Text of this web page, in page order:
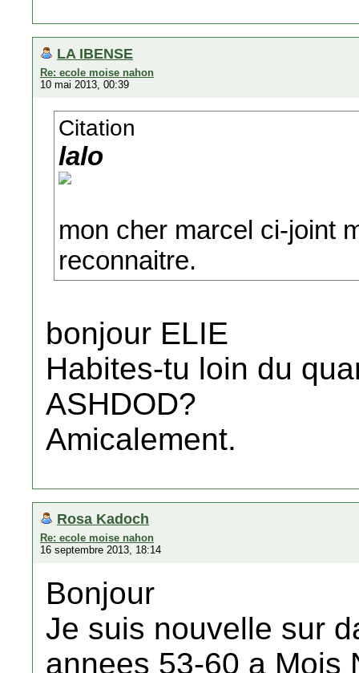
LA IBENSE
Re: ecole moise nahon
10 mai 2013, 00:39
Citation
lalo
mon cher marcel ci-joint
reconnaitre.
bonjour ELIE
Habites-tu loin du
ASHDOD?
Amicalement.
Rosa Kadoch
Re: ecole moise nahon
16 septembre 2013, 18:14
Bonjour
Je suis nouvelle sur
annees 53-60 a Mois